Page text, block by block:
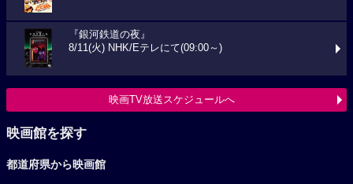
『銀河鉄道の夜』
8/11(火) NHK/Eテレにて(09:00～)
映画TV放送スケジュールへ
映画館を探す
都道府県から映画館